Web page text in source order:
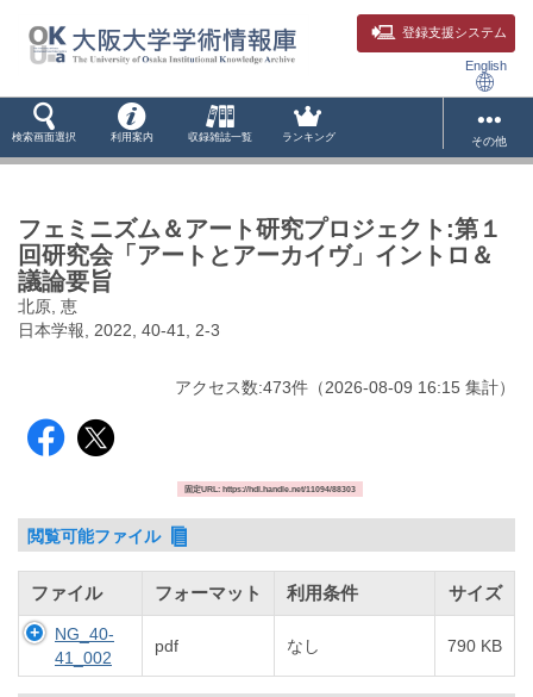
登録支援システム
English
検索画面選択 利用案内 収録雑誌一覧 ランキング その他
フェミニズム＆アート研究プロジェクト:第１
回研究会「アートとアーカイヴ」イントロ＆
議論要旨
北原, 恵
日本学報, 2022, 40-41, 2-3
アクセス数:473件 （2026-08-09 16:15 集計）
固定URL: https://hdl.handle.net/11094/88303
閲覧可能ファイル
ファイル フォーマット 利用条件 サイズ
NG_40-
41_002
pdf なし 790 KB